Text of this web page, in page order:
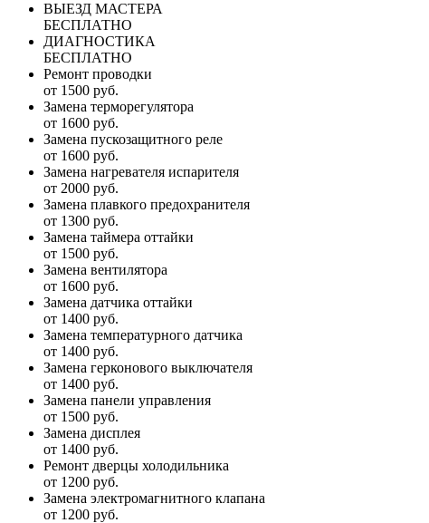
ВЫЕЗД МАСТЕРА
БЕСПЛАТНО
ДИАГНОСТИКА
БЕСПЛАТНО
Ремонт проводки
от 1500 руб.
Замена терморегулятора
от 1600 руб.
Замена пускозащитного реле
от 1600 руб.
Замена нагревателя испарителя
от 2000 руб.
Замена плавкого предохранителя
от 1300 руб.
Замена таймера оттайки
от 1500 руб.
Замена вентилятора
от 1600 руб.
Замена датчика оттайки
от 1400 руб.
Замена температурного датчика
от 1400 руб.
Замена герконового выключателя
от 1400 руб.
Замена панели управления
от 1500 руб.
Замена дисплея
от 1400 руб.
Ремонт дверцы холодильника
от 1200 руб.
Замена электромагнитного клапана
от 1200 руб.